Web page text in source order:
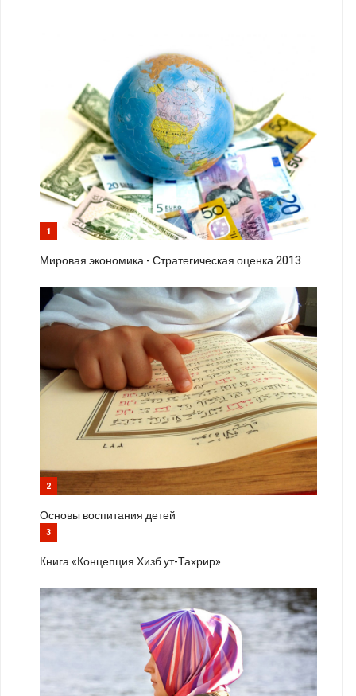
1
Мировая экономика - Стратегическая оценка 2013
2
Основы воспитания детей
3
Книга «Концепция Хизб ут-Тахрир»